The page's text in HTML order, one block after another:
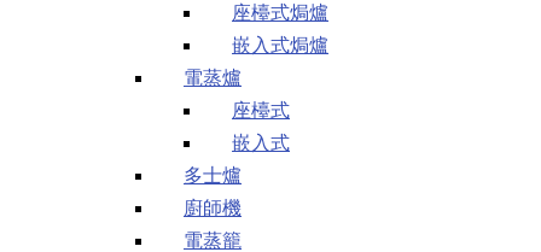
座檯式焗爐
嵌入式焗爐
電蒸爐
座檯式
嵌入式
多士爐
廚師機
電蒸籠